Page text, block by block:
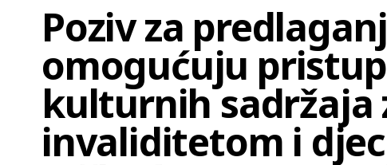
Poziv za
omogućuju
kulturnih sadržaja
invaliditetom i